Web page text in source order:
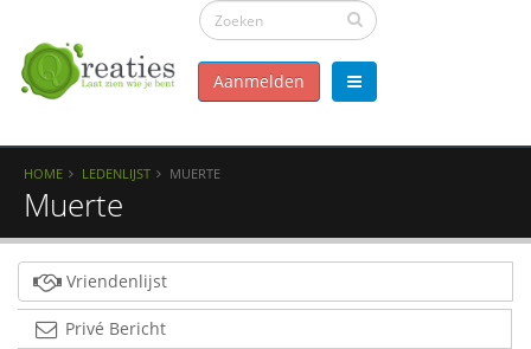
Aanmelden
HOME LEDENLIJST MUERTE
Muerte
Vriendenlijst
Privé Bericht